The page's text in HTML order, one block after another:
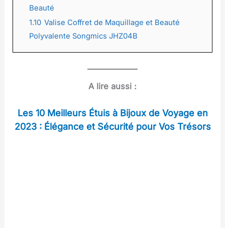
Beauté
1.10 Valise Coffret de Maquillage et Beauté
Polyvalente Songmics JHZ04B
A lire aussi :
Les 10 Meilleurs Étuis à Bijoux de Voyage en
2023 : Élégance et Sécurité pour Vos Trésors